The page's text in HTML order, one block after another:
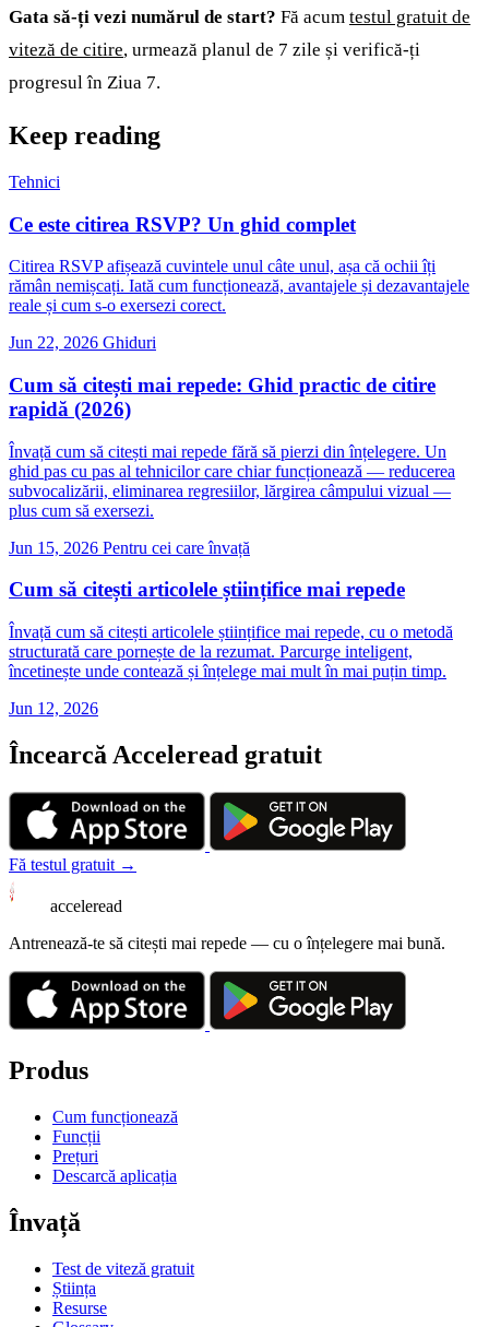
Gata să-ți vezi numărul de start? Fă acum testul gratuit de
viteză de citire, urmează planul de 7 zile și verifică-ți
progresul în Ziua 7.
Keep reading
Tehnici
Ce este citirea RSVP? Un ghid complet
Citirea RSVP afișează cuvintele unul câte unul, așa că ochii îți
rămân nemișcați. Iată cum funcționează, avantajele și dezavantajele
reale și cum s-o exersezi corect.
Jun 22, 2026 Ghiduri
Cum să citești mai repede: Ghid practic de citire
rapidă (2026)
Învață cum să citești mai repede fără să pierzi din înțelegere. Un
ghid pas cu pas al tehnicilor care chiar funcționează — reducerea
subvocalizării, eliminarea regresiilor, lărgirea câmpului vizual —
plus cum să exersezi.
Jun 15, 2026 Pentru cei care învață
Cum să citești articolele științifice mai repede
Învață cum să citești articolele științifice mai repede, cu o metodă
structurată care pornește de la rezumat. Parcurge inteligent,
încetinește unde contează și înțelege mai mult în mai puțin timp.
Jun 12, 2026
Încearcă Acceleread gratuit
Fă testul gratuit →
acceleread
Antrenează-te să citești mai repede — cu o înțelegere mai bună.
Produs
Cum funcționează
Funcții
Prețuri
Descarcă aplicația
Învață
Test de viteză gratuit
Știința
Resurse